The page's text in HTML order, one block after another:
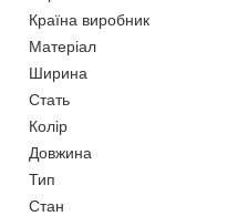
Країна виробник
Матеріал
Ширина
Стать
Колір
Довжина
Тип
Стан